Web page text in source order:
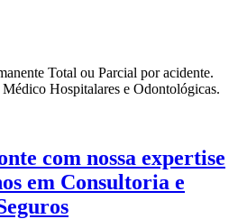
Total ou Parcial por acidente.
Hospitalares e Odontológicas.
com nossa expertise
em Consultoria e